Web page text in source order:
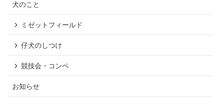
犬のこと
ミゼットフィールド
仔犬のしつけ
競技会・コンペ
お知らせ